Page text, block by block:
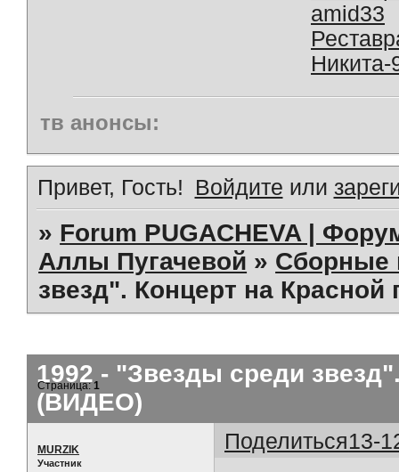
amid33
Никита-
тв анонсы:
Привет, Гость! Войдите или
» Forum PUGACHEVA |
Аллы Пугачевой » Сборные
звезд". Концерт на
1992 - "Звезды среди
(ВИДЕО)
Страница:1
Поделиться13-
MURZIK
Участник